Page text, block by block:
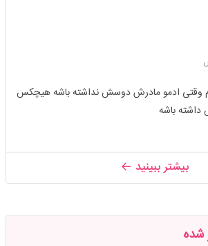
وقتی ادمو مادرش دوسش نداشته باشه هیچکس
باشه
بیشتر ببینید
شده